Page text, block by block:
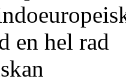
en hel rad